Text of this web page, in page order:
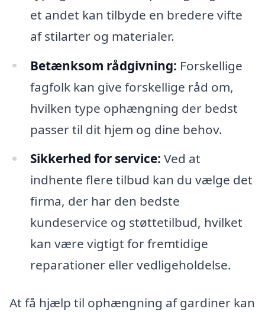
et andet kan tilbyde en bredere vifte
af stilarter og materialer.
Betænksom rådgivning: Forskellige
fagfolk kan give forskellige råd om,
hvilken type ophængning der bedst
passer til dit hjem og dine behov.
Sikkerhed for service: Ved at
indhente flere tilbud kan du vælge det
firma, der har den bedste
kundeservice og støttetilbud, hvilket
kan være vigtigt for fremtidige
reparationer eller vedligeholdelse.
At få hjælp til ophængning af gardiner kan